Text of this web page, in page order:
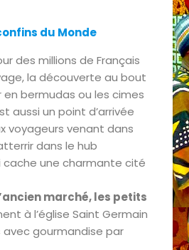
du Monde
des millions de Français
la découverte au bout
bermudas ou les cimes
aussi un point d’arrivée
voyageurs venant dans
dans le hub
une charmante cité
marché, les petits
à l’église Saint Germain
gourmandise par